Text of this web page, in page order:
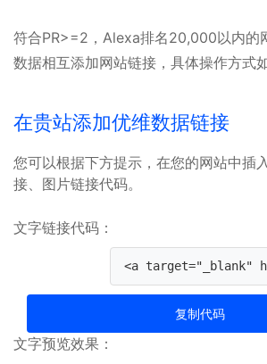
符合PR>=2，Alexa排名20,000以内的
数据相互添加网站链接，具体操作方式
在贵站添加优维数据链接
您可以根据下方提示，在您的网站中插
接、图片链接代码。
文字链接代码：
复制代码
文字预览效果：